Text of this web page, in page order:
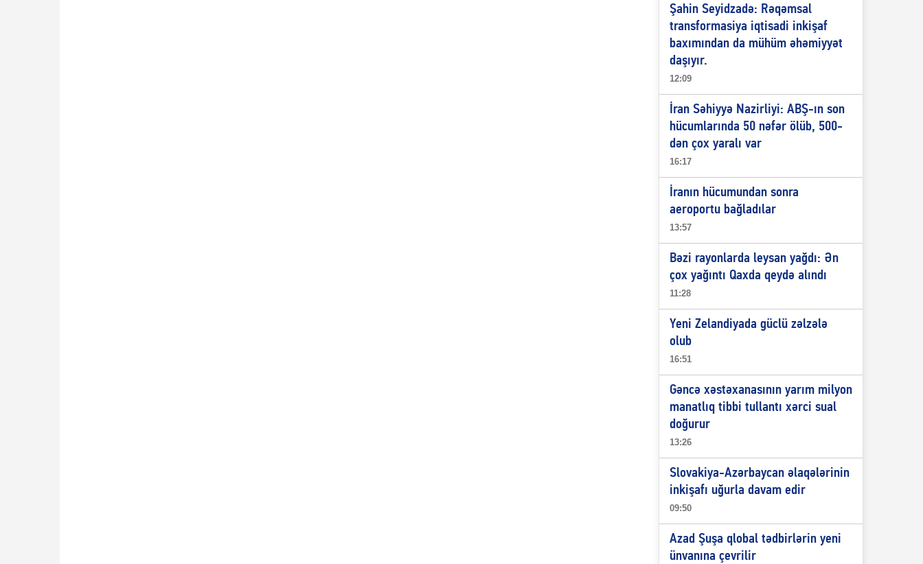
Şahin Seyidzadə: Rəqəmsal
transformasiya iqtisadi inkişaf
baxımından da mühüm əhəmiyyət
daşıyır.
12:09
İran Səhiyyə Nazirliyi: ABŞ-ın son
hücumlarında 50 nəfər ölüb, 500-
dən çox yaralı var
16:17
İranın hücumundan sonra
aeroportu bağladılar
13:57
Bəzi rayonlarda leysan yağdı: Ən
çox yağıntı Qaxda qeydə alındı
11:28
Yeni Zelandiyada güclü zəlzələ
olub
16:51
Gəncə xəstəxanasının yarım milyon
manatlıq tibbi tullantı xərci sual
doğurur
13:26
Slovakiya-Azərbaycan əlaqələrinin
inkişafı uğurla davam edir
09:50
Azad Şuşa qlobal tədbirlərin yeni
ünvanına çevrilir